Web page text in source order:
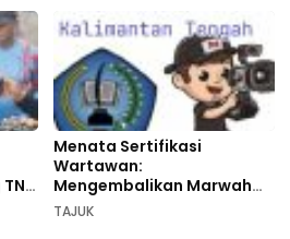
Menata Sertifikasi
Wartawan:
Mengembalikan Marwah
Pers dan Keadilan
TAJUK